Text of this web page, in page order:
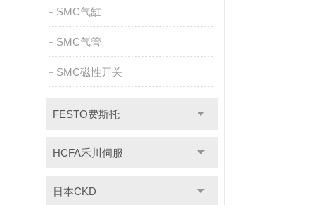
SMC气缸
SMC气管
SMC磁性开关
FESTO费斯托
HCFA禾川伺服
日本CKD